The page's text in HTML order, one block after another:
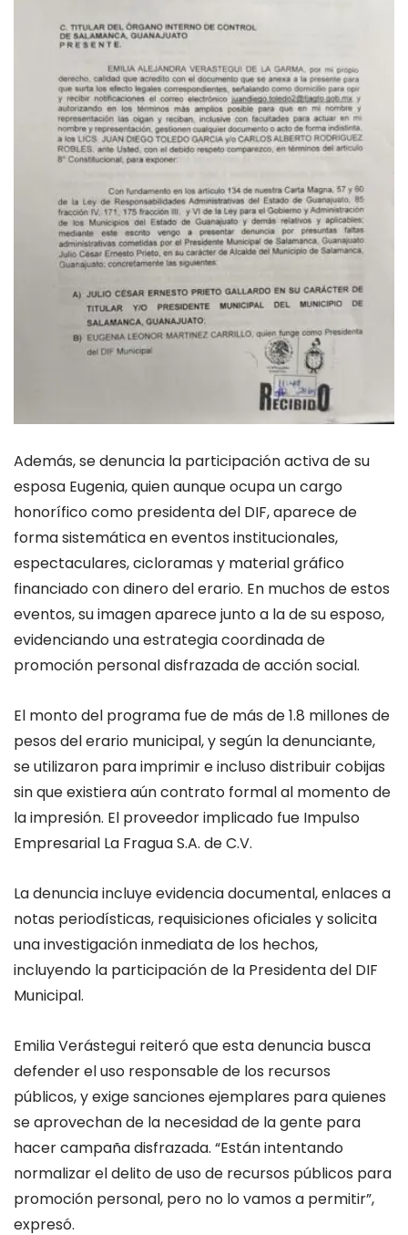
Además, se denuncia la participación activa de su
esposa Eugenia, quien aunque ocupa un cargo
honorífico como presidenta del DIF, aparece de
forma sistemática en eventos institucionales,
espectaculares, cicloramas y material gráfico
financiado con dinero del erario. En muchos de estos
eventos, su imagen aparece junto a la de su esposo,
evidenciando una estrategia coordinada de
promoción personal disfrazada de acción social.
El monto del programa fue de más de 1.8 millones de
pesos del erario municipal, y según la denunciante,
se utilizaron para imprimir e incluso distribuir cobijas
sin que existiera aún contrato formal al momento de
la impresión. El proveedor implicado fue Impulso
Empresarial La Fragua S.A. de C.V.
La denuncia incluye evidencia documental, enlaces a
notas periodísticas, requisiciones oficiales y solicita
una investigación inmediata de los hechos,
incluyendo la participación de la Presidenta del DIF
Municipal.
Emilia Verástegui reiteró que esta denuncia busca
defender el uso responsable de los recursos
públicos, y exige sanciones ejemplares para quienes
se aprovechan de la necesidad de la gente para
hacer campaña disfrazada. “Están intentando
normalizar el delito de uso de recursos públicos para
promoción personal, pero no lo vamos a permitir”,
expresó.